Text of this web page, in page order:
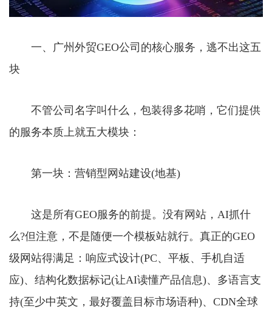
一、广州外贸GEO公司的核心服务，逃不出这五
块
不管公司名字叫什么，包装得多花哨，它们提供
的服务本质上就五大模块：
第一块：营销型网站建设(地基)
这是所有GEO服务的前提。没有网站，AI抓什
么?但注意，不是随便一个模板站就行。真正的GEO
级网站得满足：响应式设计(PC、平板、手机自适
应)、结构化数据标记(让AI读懂产品信息)、多语言支
持(至少中英文，最好覆盖目标市场语种)、CDN全球